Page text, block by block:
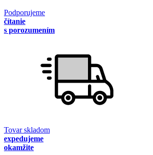
Podporujeme
čítanie
s porozumením
Tovar skladom
expedujeme
okamžite